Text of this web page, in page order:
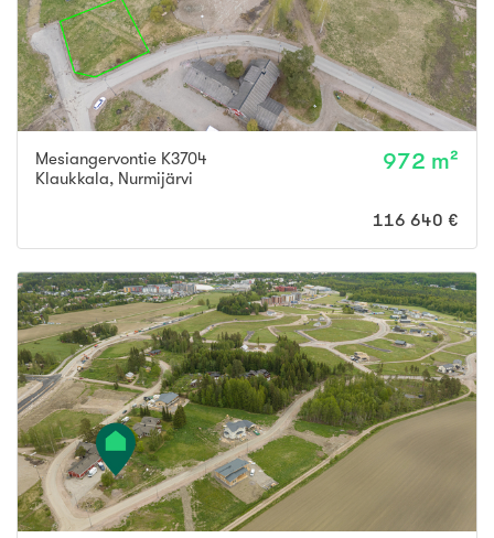
Mesiangervontie K3704
Klaukkala, Nurmijärvi
972 m²
116 640 €